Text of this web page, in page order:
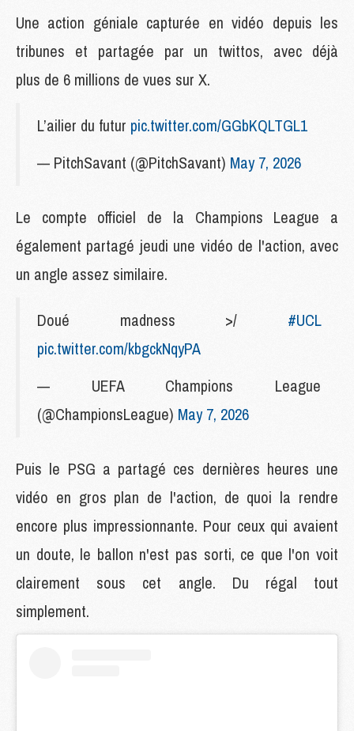
Une action géniale capturée en vidéo depuis les
tribunes et partagée par un twittos, avec déjà
plus de 6 millions de vues sur X.
L’ailier du futur pic.twitter.com/GGbKQLTGL1
— PitchSavant (@PitchSavant) May 7, 2026
Le compte officiel de la Champions League a
également partagé jeudi une vidéo de l'action, avec
un angle assez similaire.
Doué madness >/ #UCL
pic.twitter.com/kbgckNqyPA
— UEFA Champions League
(@ChampionsLeague) May 7, 2026
Puis le PSG a partagé ces dernières heures une
vidéo en gros plan de l'action, de quoi la rendre
encore plus impressionnante. Pour ceux qui avaient
un doute, le ballon n'est pas sorti, ce que l'on voit
clairement sous cet angle. Du régal tout
simplement.